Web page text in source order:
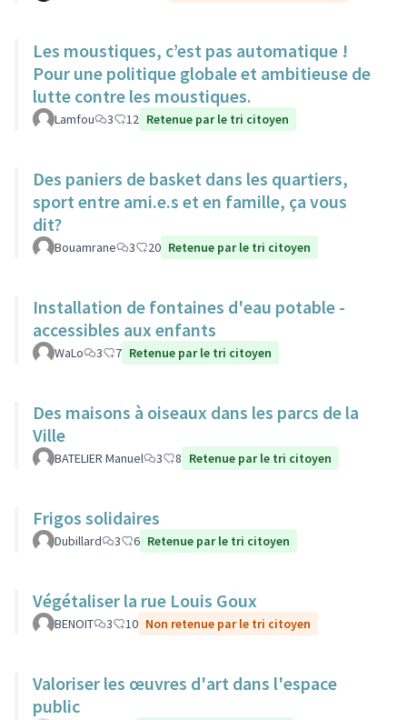
Les moustiques, c’est pas automatique !
Pour une politique globale et ambitieuse de
lutte contre les moustiques.
Lamfou 3 12 Retenue par le tri citoyen
Des paniers de basket dans les quartiers,
sport entre ami.e.s et en famille, ça vous
dit?
Bouamrane 3 20 Retenue par le tri citoyen
Installation de fontaines d'eau potable -
accessibles aux enfants
WaLo 3 7 Retenue par le tri citoyen
Des maisons à oiseaux dans les parcs de la
Ville
BATELIER Manuel 3 8 Retenue par le tri citoyen
Frigos solidaires
Dubillard 3 6 Retenue par le tri citoyen
Végétaliser la rue Louis Goux
BENOIT 3 10 Non retenue par le tri citoyen
Valoriser les œuvres d'art dans l'espace
public